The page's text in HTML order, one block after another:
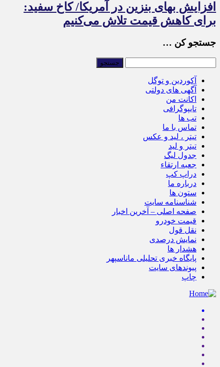
افزایش بهای بنزین در آمریکا/ کاخ سفید:
برای کاهش قیمت تلاش می‌کنیم
جستجو کن …
آکوردین و توگل
آگهی های دولتی
اکانت من
تایپوگرافی
تب ها
تماس با ما
تیتر ، لید و عکس
تیتر و لید
جدول لیگ
جعبه ارتقاء
دراپ کپ
درباره ما
ستون ها
شناسنامه سایت
صفحه اصلی – آخرین اخبار
قیمت خودرو
نقل قول
نمایش درصدی
هشدار ها
پایگاه خبری تحلیلی ماناسپهر
پیوندهای سایت
چاپ